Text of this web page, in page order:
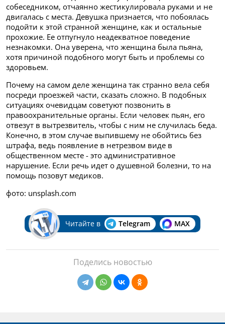
собеседником, отчаянно жестикулировала руками и не
двигалась с места. Девушка признается, что побоялась
подойти к этой странной женщине, как и остальные
прохожие. Ее отпугнуло неадекватное поведение
незнакомки. Она уверена, что женщина была пьяна,
хотя причиной подобного могут быть и проблемы со
здоровьем.
Почему на самом деле женщина так странно вела себя
посреди проезжей части, сказать сложно. В подобных
ситуациях очевидцам советуют позвонить в
правоохранительные органы. Если человек пьян, его
отвезут в вытрезвитель, чтобы с ним не случилась беда.
Конечно, в этом случае выпившему не обойтись без
штрафа, ведь появление в нетрезвом виде в
общественном месте - это административное
нарушение. Если речь идет о душевной болезни, то на
помощь позовут медиков.
фото: unsplash.com
Читайте в Telegram MAX
Поделись новостью